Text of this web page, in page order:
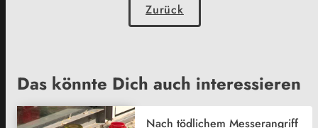
Zurück
Das könnte Dich auch interessieren
Nach tödlichem Messerangriff